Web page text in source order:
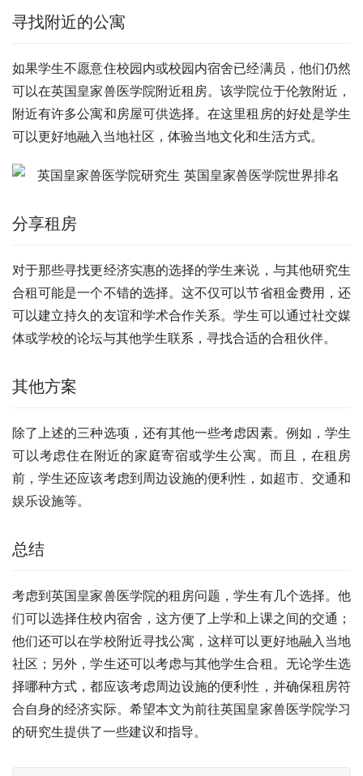
寻找附近的公寓
如果学生不愿意住校园内或校园内宿舍已经满员，他们仍然
可以在英国皇家兽医学院附近租房。该学院位于伦敦附近，
附近有许多公寓和房屋可供选择。在这里租房的好处是学生
可以更好地融入当地社区，体验当地文化和生活方式。
分享租房
对于那些寻找更经济实惠的选择的学生来说，与其他研究生
合租可能是一个不错的选择。这不仅可以节省租金费用，还
可以建立持久的友谊和学术合作关系。学生可以通过社交媒
体或学校的论坛与其他学生联系，寻找合适的合租伙伴。
其他方案
除了上述的三种选项，还有其他一些考虑因素。例如，学生
可以考虑住在附近的家庭寄宿或学生公寓。而且，在租房
前，学生还应该考虑到周边设施的便利性，如超市、交通和
娱乐设施等。
总结
考虑到英国皇家兽医学院的租房问题，学生有几个选择。他
们可以选择住校内宿舍，这方便了上学和上课之间的交通；
他们还可以在学校附近寻找公寓，这样可以更好地融入当地
社区；另外，学生还可以考虑与其他学生合租。无论学生选
择哪种方式，都应该考虑周边设施的便利性，并确保租房符
合自身的经济实际。希望本文为前往英国皇家兽医学院学习
的研究生提供了一些建议和指导。